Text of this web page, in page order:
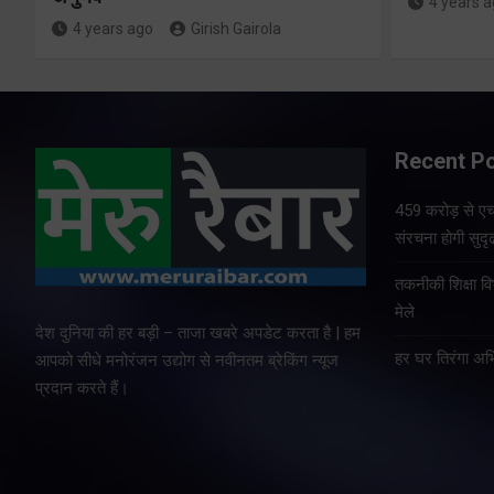
4 years ago Girish Gairola
देश दुनिया की हर बड़ी – ताजा खबरे अपडेट करता है | हम
आपको सीधे मनोरंजन उद्योग से नवीनतम ब्रेकिंग न्यूज
प्रदान करते हैं।
Recent
459 करोड़ से
संरचना होगी
तकनीकी शिक्षा
मेले
हर घर तिरंगा